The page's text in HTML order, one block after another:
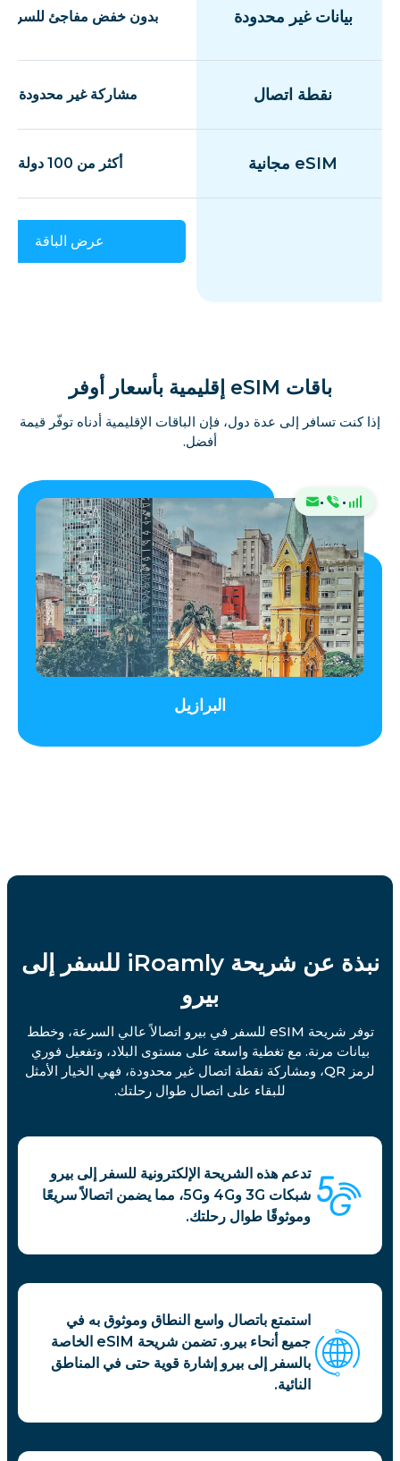
بيانات غير محدودة بدون خفض مفاجئ
نقطة اتصال مشاركة غير محدودة
eSIM مجانية أكثر من 100 دولة
عرض الباقة
باقات eSIM إقليمية بأسعار أوفر
إذا كنت تسافر إلى عدة دول، فإن الباقات الإقليمية أدناه توفّر قيمة
أفضل.
·
·
البرازيل
نبذة عن شريحة iRoamly للسفر إلى
بيرو
توفر شريحة eSIM للسفر في بيرو اتصالاً عالي السرعة، وخطط
بيانات مرنة. مع تغطية واسعة على مستوى البلاد، وتفعيل فوري
لرمز QR، ومشاركة نقطة اتصال غير محدودة، فهي الخيار الأمثل
للبقاء على اتصال طوال رحلتك.
تدعم هذه الشريحة الإلكترونية للسفر إلى بيرو
شبكات 3G و4G و5G، مما يضمن اتصالاً سريعًا
وموثوقًا طوال رحلتك.
استمتع باتصال واسع النطاق وموثوق به في
جميع أنحاء بيرو. تضمن شريحة eSIM الخاصة
بالسفر إلى بيرو إشارة قوية حتى في المناطق
النائية.